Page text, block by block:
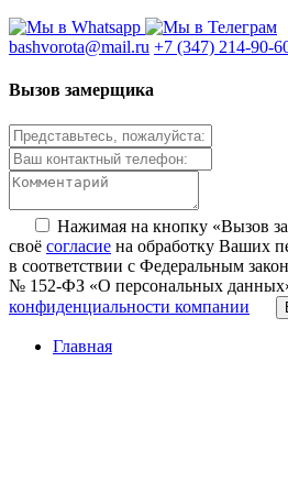
bashvorota@mail.ru +7 (347) 214-90-
Вызов замерщика
Нажимая на кнопку «Вызов
своё согласие на обработку Ваших
в соответствии с Федеральным
№ 152-ФЗ «О персональных
конфиденциальности компании
Главная